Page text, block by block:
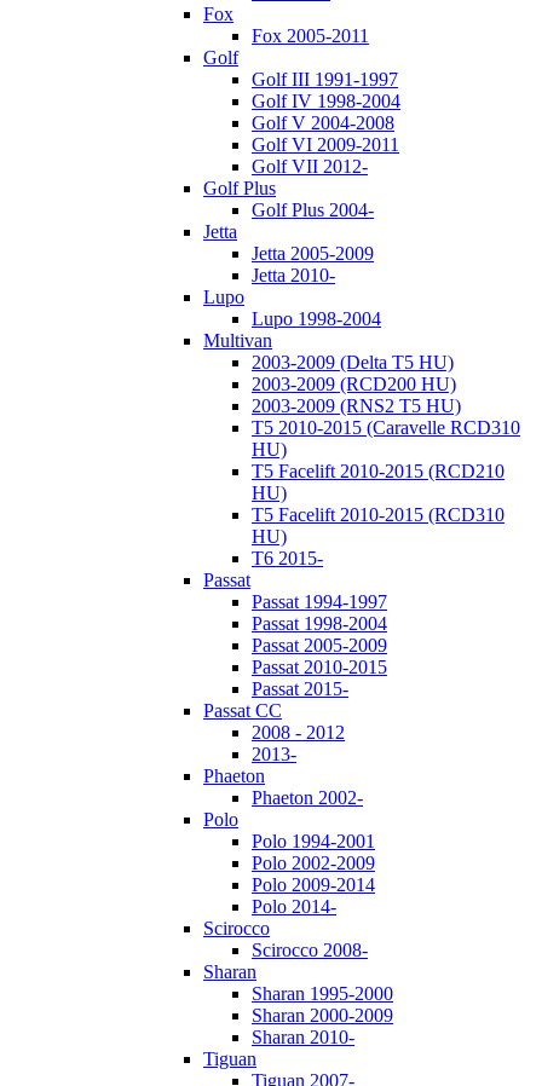
Fox
Fox 2005-2011
Golf
Golf III 1991-1997
Golf IV 1998-2004
Golf V 2004-2008
Golf VI 2009-2011
Golf VII 2012-
Golf Plus
Golf Plus 2004-
Jetta
Jetta 2005-2009
Jetta 2010-
Lupo
Lupo 1998-2004
Multivan
2003-2009 (Delta T5 HU)
2003-2009 (RCD200 HU)
2003-2009 (RNS2 T5 HU)
T5 2010-2015 (Caravelle RCD310
HU)
T5 Facelift 2010-2015 (RCD210
HU)
T5 Facelift 2010-2015 (RCD310
HU)
T6 2015-
Passat
Passat 1994-1997
Passat 1998-2004
Passat 2005-2009
Passat 2010-2015
Passat 2015-
Passat CC
2008 - 2012
2013-
Phaeton
Phaeton 2002-
Polo
Polo 1994-2001
Polo 2002-2009
Polo 2009-2014
Polo 2014-
Scirocco
Scirocco 2008-
Sharan
Sharan 1995-2000
Sharan 2000-2009
Sharan 2010-
Tiguan
Tiguan 2007-